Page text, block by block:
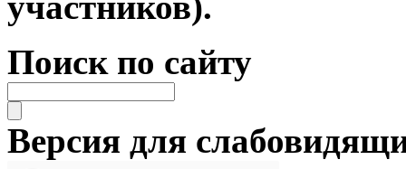
Поиск по сайту
Версия для